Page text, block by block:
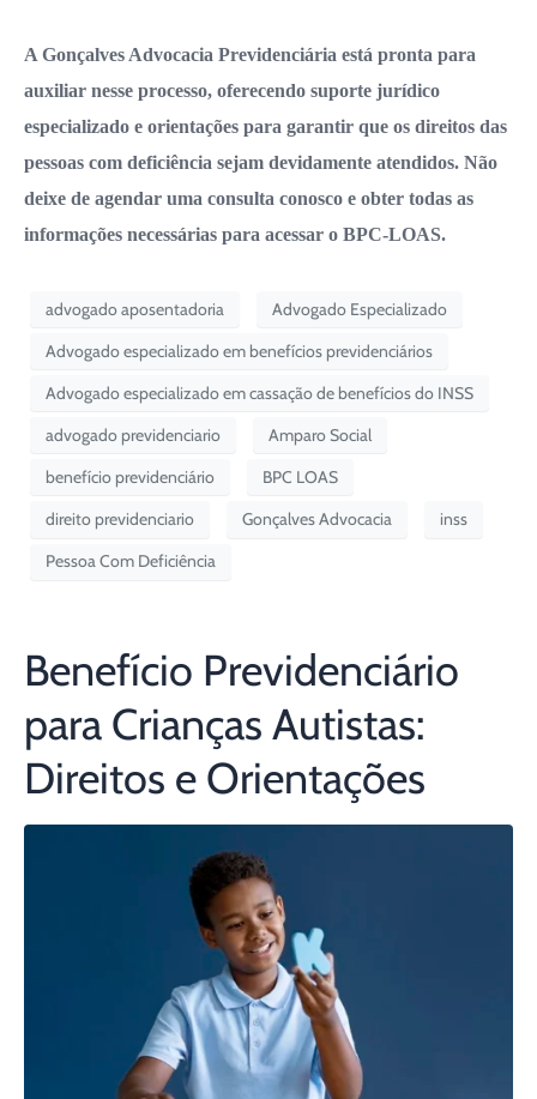
A Gonçalves Advocacia Previdenciária está pronta para
auxiliar nesse processo, oferecendo suporte jurídico
especializado e orientações para garantir que os direitos das
pessoas com deficiência sejam devidamente atendidos. Não
deixe de agendar uma consulta conosco e obter todas as
informações necessárias para acessar o BPC-LOAS.
advogado aposentadoria
Advogado Especializado
Advogado especializado em benefícios previdenciários
Advogado especializado em cassação de benefícios do INSS
advogado previdenciario
Amparo Social
benefício previdenciário
BPC LOAS
direito previdenciario
Gonçalves Advocacia
inss
Pessoa Com Deficiência
Benefício Previdenciário
para Crianças Autistas:
Direitos e Orientações